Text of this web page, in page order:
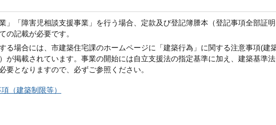
」「障害児相談支援事業」を行う場合、定款及び登記簿謄本（登記事項全部証明
の記載が必要です。
る場合には、市建築住宅課のホームページに「建築行為」に関する注意事項(建
が掲載されています。事業の開始には自立支援法の指定基準に加え、建築基準
要となりますので、必ずご参照ください。
（建築制限等）